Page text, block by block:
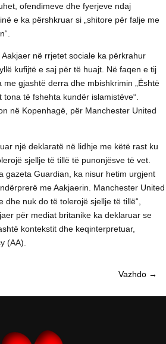
ofendimeve dhe fyerjeve ndaj
e ka përshkruar si „shitore për falje me
në rrjetet sociale ka përkrahur
kufijtë e saj për të huajt. Në faqen e tij
gjashtë derra dhe mbishkrimin „Është
të fshehta kundër islamistëve“.
në Kopenhagë, për Manchester United
një deklaratë në lidhje me këtë rast ku
sjellje të tillë të punonjësve të vet.
gazeta Guardian, ka nisur hetim urgjent
me Aakjaerin. Manchester United
dhe nuk do të tolerojë sjellje të tillë“,
për mediat britanike ka deklaruar se
kontekstit dhe keqinterpretuar,
(AA).
Vazhdo →